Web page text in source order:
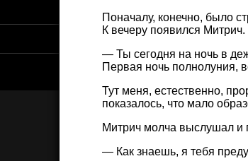
Поначалу, конечно, было
К вечеру появился
— Ты сегодня на ночь в
Первая ночь полнолуния,
Тут меня, естественно,
показалось, что мало
Митрич молча выслушал и
— Как знаешь, я тебя